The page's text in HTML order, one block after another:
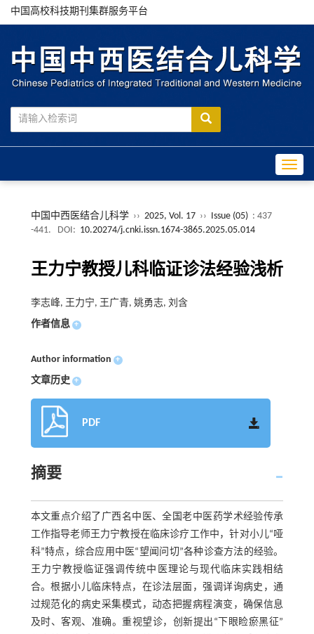
中国高校科技期刊集群服务平台
中国中西医结合儿科学 ›› 2025, Vol. 17 ›› Issue (05) : 437
-441.
DOI: 10.20274/j.cnki.issn.1674-3865.2025.05.014
王力宁教授儿科临证诊法经验浅析
李志峰, 王力宁, 王广青, 姚勇志, 刘含
作者信息 +
Author information +
文章历史 +
PDF
摘要
本文重点介绍了广西名中医、全国老中医药学术经验传承
工作指导老师王力宁教授在临床诊疗工作中，针对小儿“哑
科”特点，综合应用中医“望闻问切”各种诊查方法的经验。
王力宁教授临证强调传统中医理论与现代临床实践相结
合。根据小儿临床特点，在诊法层面，强调详询病史，通
过规范化的病史采集模式，动态把握病程演变，确保信息
及时、客观、准确。重视望诊，创新提出“下眼睑瘀黑征”